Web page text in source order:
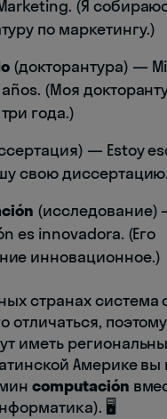
(Я
по маркетингу.)
(докторантура) —
(Моя
года.)
— Estoy
свою
(исследование)
es innovadora. (Его
инновационное.)
странах система
отличаться,
иметь
Америке
computación
🖥️